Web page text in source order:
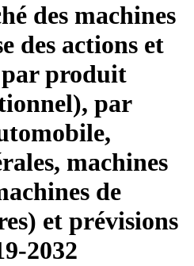
des machines
des actions et
produit
par
machines
de
et prévisions
2032